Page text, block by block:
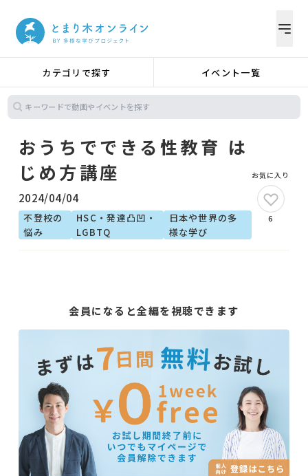
カテゴリで探す イベント一覧
おうちでできる性教育 は
じめ方講座
2024/04/04
不登校の
悩み
HSC・発達凸凹・
LGBTQ
日本や世界の多
様な学び
お気に入り
6
会員になると全編を視聴できます